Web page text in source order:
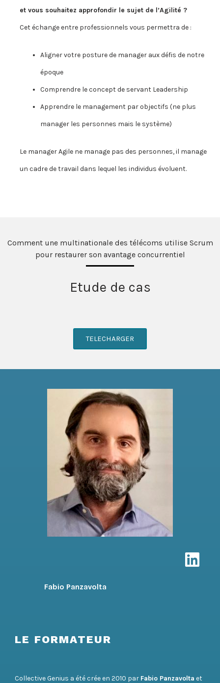
et vous souhaitez approfondir le sujet de l’Agilité ?
Cet échange entre professionnels vous permettra de :
Aligner votre posture de manager aux défis de notre
époque
Comprendre le concept de servant Leadership
Apprendre le management par objectifs (ne plus
manager les personnes mais le système)
Le manager Agile ne manage pas des personnes, il manage
un cadre de travail dans lequel les individus évoluent.
Comment une multinationale des télécoms utilise Scrum
pour restaurer son avantage concurrentiel
Etude de cas
TELECHARGER
Fabio Panzavolta
LE FORMATEUR
Collective Genius a été crée en 2010 par Fabio Panzavolta et